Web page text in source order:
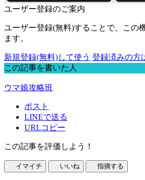
ユーザー登録のご案内
ユーザー登録(無料)することで、この
ます。
新規登録(無料)して使う 登録済みの方
この記事を書いた人
ウマ娘攻略班
ポスト
LINEで送る
URLコピー
この記事を評価しよう！
イマイチ いいね 指摘する